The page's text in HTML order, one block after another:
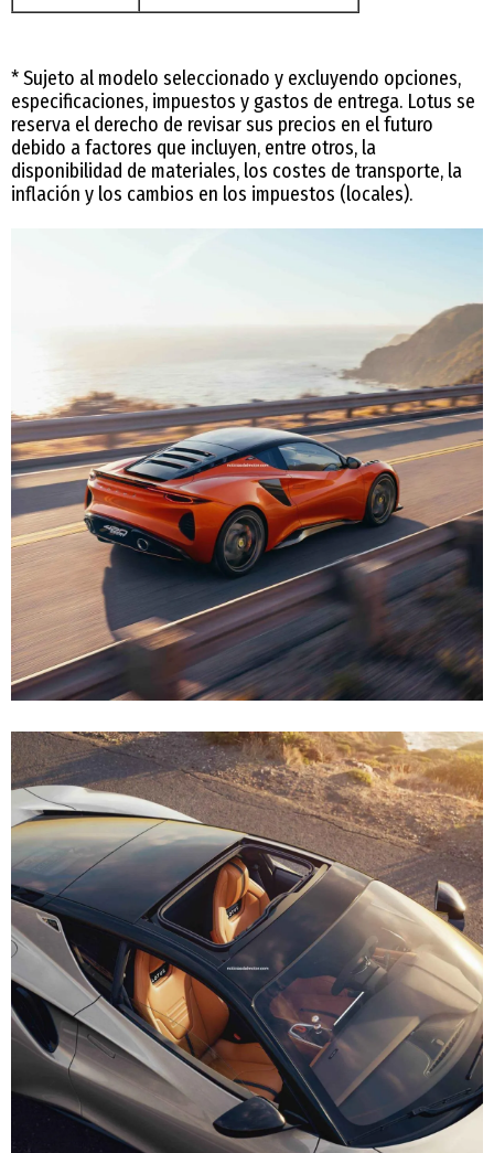
* Sujeto al modelo seleccionado y excluyendo opciones,
especificaciones, impuestos y gastos de entrega. Lotus se
reserva el derecho de revisar sus precios en el futuro
debido a factores que incluyen, entre otros, la
disponibilidad de materiales, los costes de transporte, la
inflación y los cambios en los impuestos (locales).